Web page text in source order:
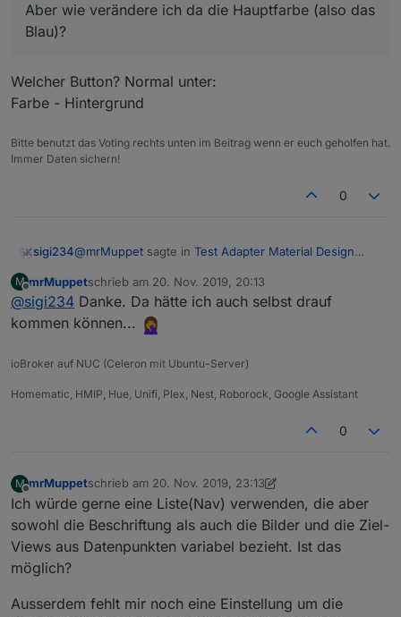
Aber wie verändere ich da die Hauptfarbe (also das
Blau)?
Welcher Button? Normal unter:
Farbe - Hintergrund
Bitte benutzt das Voting rechts unten im Beitrag wenn er euch geholfen hat.
Immer Daten sichern!
0
sigi234@mrMuppet sagte in Test Adapter Material Design
Aber wie verändere ich da die Hauptfarbe (also
das Blau)?
Welcher Button? Normal unter:
M
Offline
mrMuppetschrieb am 20. Nov. 2019, 20:13
zuletzt editiert von
@sigi234 Danke. Da hätte ich auch selbst drauf
kommen können...
ioBroker auf NUC (Celeron mit Ubuntu-Server)
Homematic, HMIP, Hue, Unifi, Plex, Nest, Roborock, Google Assistant
0
M
Offline
mrMuppetschrieb am 20. Nov. 2019, 23:13
zuletzt editiert von mrMuppet
Ich würde gerne eine Liste(Nav) verwenden, die aber
sowohl die Beschriftung als auch die Bilder und die Ziel-
Views aus Datenpunkten variabel bezieht. Ist das
möglich?
Ausserdem fehlt mir noch eine Einstellung um die